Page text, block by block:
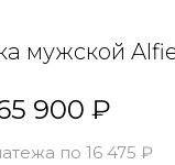
мужской
900 ₽
по 16 475 ₽